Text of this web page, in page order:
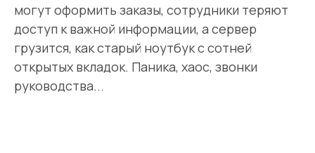
могут оформить заказы, сотрудники теряют
доступ к важной информации, а сервер
грузится, как старый ноутбук с сотней
открытых вкладок. Паника, хаос, звонки
руководства...